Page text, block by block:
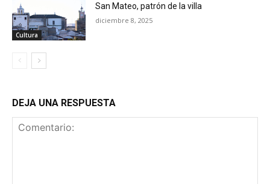
Cultura
San Mateo, patrón de la villa
diciembre 8, 2025
DEJA UNA RESPUESTA